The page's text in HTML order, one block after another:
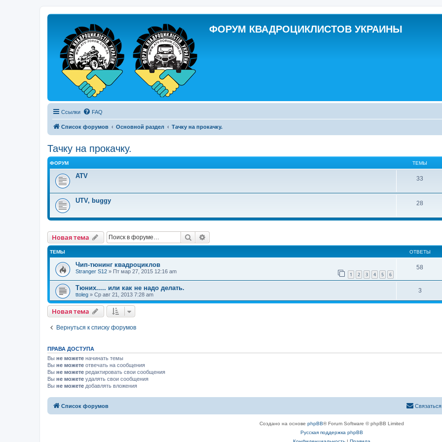
ФОРУМ КВАДРОЦИКЛИСТОВ УКРАИНЫ
Ссылки FAQ
Список форумов Основной раздел Тачку на прокачку.
Тачку на прокачку.
ФОРУМ ТЕМЫ
ATV 33
UTV, buggy 28
Новая тема Поиск
ТЕМЫ ОТВЕТЫ
Чип-тюнинг квадроциклов
Stranger S12 » Пт мар 27, 2015 12:16 am 1 2 3 4 5 6
58
Тюних..... или как не надо делать.
ttoleg » Ср авг 21, 2013 7:28 am
3
Новая тема
Вернуться к списку форумов
ПРАВА ДОСТУПА
Вы не можете начинать темы
Вы не можете отвечать на сообщения
Вы не можете редактировать свои сообщения
Вы не можете удалять свои сообщения
Вы не можете добавлять вложения
Список форумов
Создано на основе phpBB® Forum Software © phpBB Limited
Русская поддержка phpBB